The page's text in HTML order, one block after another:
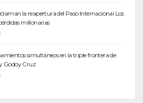
la reapertura del Paso Internacional Los
millonarias
simultáneos en la triple frontera de
Godoy Cruz